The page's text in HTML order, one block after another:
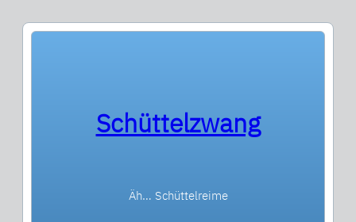
Schüttelzwang
Äh… Schüttelreime